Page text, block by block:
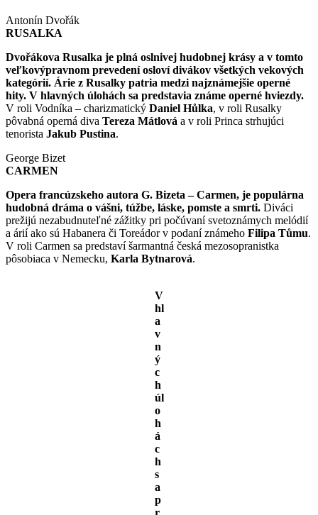
Antonín Dvořák
RUSALKA
Dvořákova Rusalka je plná oslnivej hudobnej krásy a v tomto
veľkovýpravnom prevedení osloví divákov všetkých vekových
kategórií. Árie z Rusalky patria medzi najznámejšie operné
hity. V hlavných úlohách sa predstavia známe operné hviezdy.
V roli Vodníka – charizmatický Daniel Hůlka, v roli Rusalky
pôvabná operná diva Tereza Mátlová a v roli Princa strhujúci
tenorista Jakub Pustina.
George Bizet
CARMEN
Opera francúzskeho autora G. Bizeta – Carmen, je populárna
hudobná dráma o vášni, túžbe, láske, pomste a smrti. Diváci
prežijú nezabudnuteľné zážitky pri počúvaní svetoznámych melódií
a árií ako sú Habanera či Toreádor v podaní známeho Filipa Tůmu.
V roli Carmen sa predstaví šarmantná česká mezosopranistka
pôsobiaca v Nemecku, Karla Bytnarová.
V
hl
a
v
n
ý
c
h
úl
o
h
á
c
h
s
a
p
r